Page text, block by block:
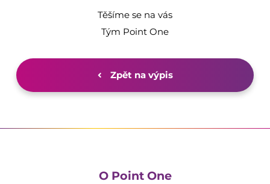
Těšíme se na vás
Tým Point One
Zpět na výpis
O Point One